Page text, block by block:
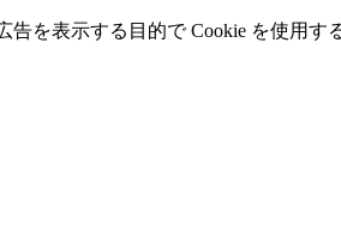
を表⽰する⽬的で Cookie を使⽤す